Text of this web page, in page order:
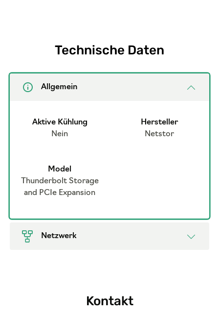
Technische Daten
Allgemein
Aktive Kühlung
Nein
Hersteller
Netstor
Model
Thunderbolt Storage
and PCIe Expansion
Netzwerk
Kontakt